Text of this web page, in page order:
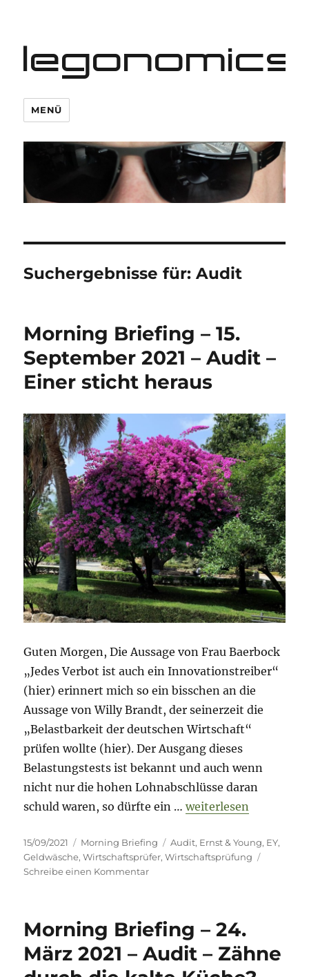
legonomics
MENÜ
Suchergebnisse für:Audit
Morning Briefing – 15.
September 2021 – Audit –
Einer sticht heraus
Guten Morgen, Die Aussage von Frau Baerbock
„Jedes Verbot ist auch ein Innovationstreiber“
(hier) erinnert mich so ein bisschen an die
Aussage von Willy Brandt, der seinerzeit die
„Belastbarkeit der deutschen Wirtschaft“
prüfen wollte (hier). Der Ausgang dieses
Belastungstests ist bekannt und auch wenn
nicht nur die hohen Lohnabschlüsse daran
schuld waren, so dürfte ein …„Morning Briefing –
weiterlesen
Veröffentlicht
am
15/09/2021 Kategorien
Morning Briefing Schlagwörter
Audit, Ernst & Young, EY,
Geldwäsche,Wirtschaftsprüfer,Wirtschaftsprüfung
Schreibe einen Kommentarzu
15.
September
2021
–
Morning Briefing – 24.
März 2021 – Audit – Zähne